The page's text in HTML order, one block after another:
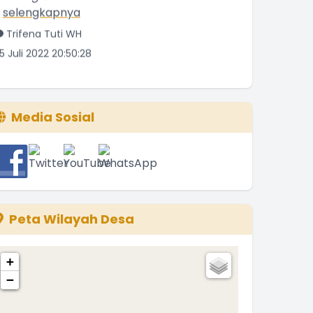
Trifena Tuti WH
Juli 2022 20:50:28
Media Sosial
Peta Wilayah Desa
+
−